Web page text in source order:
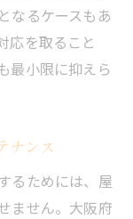
なるケースもあ
応を取ること
最小限に抑えら
ナンス
るためには、屋
ません。大阪府